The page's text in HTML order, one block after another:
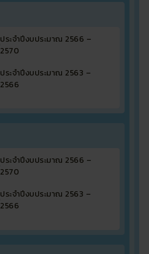
ประจำปีงบประมาณ 2566 –
2570
ประจำปีงบประมาณ 2563 –
2566
ประจำปีงบประมาณ 2566 –
2570
ประจำปีงบประมาณ 2563 –
2566